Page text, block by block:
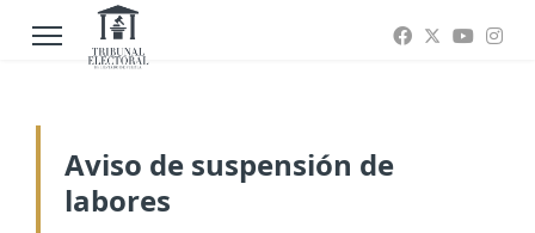
Aviso de suspensión de
labores